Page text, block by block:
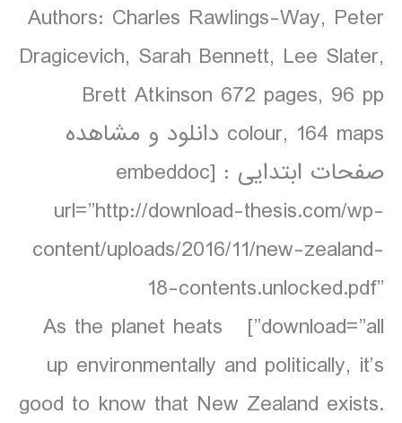
Authors: Charles Rawlings-Way, Peter
Dragicevich, Sarah Bennett, Lee Slater,
Brett Atkinson 672 pages, 96 pp
colour, 164 maps دانلود و مشاهده
صفحات ابتدایی : [embeddoc
url=”http://download-thesis.com/wp-
content/uploads/2016/11/new-zealand-
18-contents.unlocked.pdf”
download=”all”] As the planet heats
up environmentally and politically, it’s
good to know that New Zealand exists.